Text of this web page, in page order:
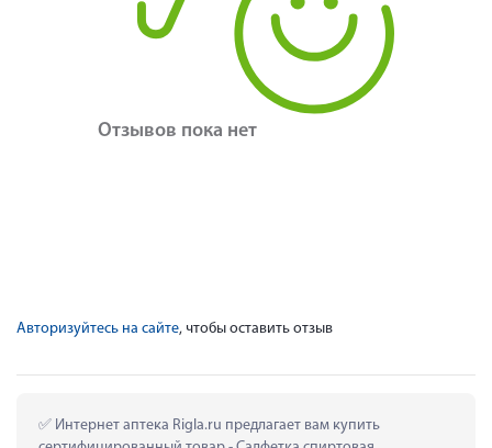
Отзывов пока нет
Авторизуйтесь на сайте, чтобы оставить отзыв
Интернет аптека Rigla.ru предлагает вам купить